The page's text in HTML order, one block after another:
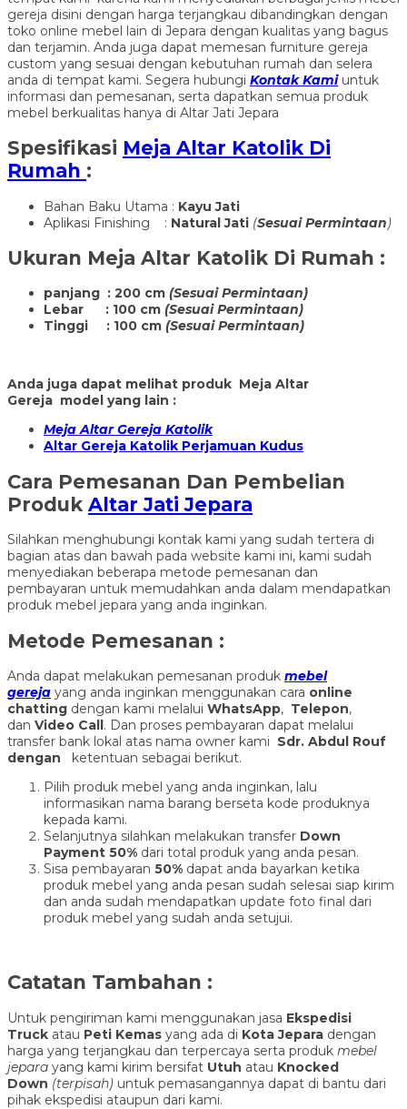
gereja disini dengan harga terjangkau dibandingkan dengan
toko online mebel lain di Jepara dengan kualitas yang bagus
dan terjamin. Anda juga dapat memesan furniture gereja
custom yang sesuai dengan kebutuhan rumah dan selera
anda di tempat kami. Segera hubungi Kontak Kamiuntuk
informasi dan pemesanan, serta dapatkan semua produk
mebel berkualitas hanya di Altar Jati Jepara
Spesifikasi Meja Altar Katolik Di
Rumah :
Bahan Baku Utama : Kayu Jati
Aplikasi Finishing : Natural Jati (Sesuai Permintaan)
Ukuran Meja Altar Katolik Di Rumah :
panjang : 200 cm (Sesuai Permintaan)
Lebar : 100 cm (Sesuai Permintaan)
Tinggi : 100 cm (Sesuai Permintaan)
Anda juga dapat melihat produk Meja Altar
Gereja model yang lain :
Meja Altar Gereja Katolik
Altar Gereja Katolik Perjamuan Kudus
Cara Pemesanan Dan Pembelian
Produk Altar Jati Jepara
Silahkan menghubungi kontak kami yang sudah tertera di
bagian atas dan bawah pada website kami ini, kami sudah
menyediakan beberapa metode pemesanan dan
pembayaran untuk memudahkan anda dalam mendapatkan
produk mebel jepara yang anda inginkan.
Metode Pemesanan :
Anda dapat melakukan pemesanan produk mebel
gereja yang anda inginkan menggunakan cara online
chatting dengan kami melalui WhatsApp, Telepon,
dan Video Call. Dan proses pembayaran dapat melalui
transfer bank lokal atas nama owner kami Sdr. Abdul Rouf
dengan ketentuan sebagai berikut.
Pilih produk mebel yang anda inginkan, lalu
informasikan nama barang berseta kode produknya
kepada kami.
Selanjutnya silahkan melakukan transfer Down
Payment 50% dari total produk yang anda pesan.
Sisa pembayaran 50% dapat anda bayarkan ketika
produk mebel yang anda pesan sudah selesai siap kirim
dan anda sudah mendapatkan update foto final dari
produk mebel yang sudah anda setujui.
Catatan Tambahan :
Untuk pengiriman kami menggunakan jasa Ekspedisi
Truck atau Peti Kemas yang ada di Kota Jepara dengan
harga yang terjangkau dan terpercaya serta produk mebel
jepara yang kami kirim bersifat Utuh atau Knocked
Down (terpisah) untuk pemasangannya dapat di bantu dari
pihak ekspedisi ataupun dari kami.